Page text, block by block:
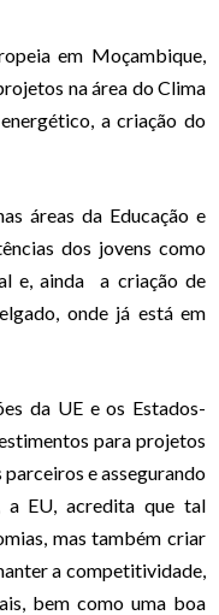
em Moçambique,
na área do Clima
a criação do
áreas da Educação e
dos jovens como
e, ainda a criação de
onde já está em
da UE e os Estados-
para projetos
parceiros e assegurando
a EU, acredita que tal
mas também criar
a competitividade,
bem como uma boa